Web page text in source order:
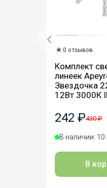
0 отзывов
Комплект
линеек
Звездочка
12Вт 3000К
242 ₽430 ₽
В наличии: 10
В